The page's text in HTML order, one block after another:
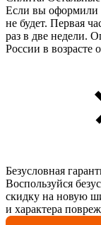
Если вы оформили
не будет. Первая
раз в две недели.
России в возрасте
Безусловная
Воспользуйся
скидку на новую
и характера